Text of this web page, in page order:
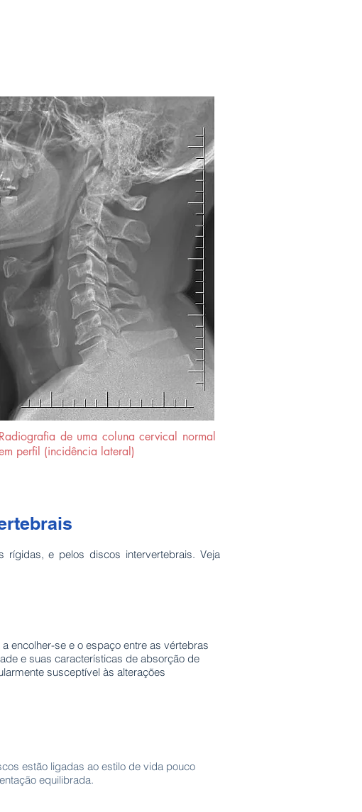
Radiografia de uma coluna cervical normal
perfil (incidência lateral)
rígidas, e pelos discos intervertebrais. Veja
encolher-se e o espaço entre as vértebras
e suas características de absorção de
susceptível às alterações
estão ligadas ao estilo de vida pouco
equilibrada.